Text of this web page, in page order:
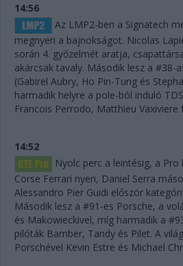
14:56
Az LMP2-ben a Signatech
megnyeri a bajnokságot. Nicolas
során 4. győzelmét aratja,
akárcsak tavaly. Második lesz a #38-
(Gabirel Aubry, Ho Pin-Tung és
harmadik helyre a pole-ból induló
Francois Perrodo, Matthieu Vaxiviere
14:52
Nyolc perc a leintésig, a
Corse Ferrari nyeri, Daniel Serra
Alessandro Pier Guidi először
Második lesz a #91-es Porsche, a
és Makowieckivel, míg harmadik a
pilóták Bamber, Tandy és Pilet. A
Porschével Kevin Estre és Michael